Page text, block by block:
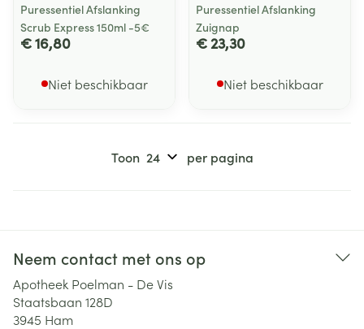
Puressentiel Afslanking
Scrub Express 150ml -5€
€ 16,80
Niet beschikbaar
Puressentiel Afslanking
Zuignap
€ 23,30
Niet beschikbaar
Toon per pagina
Neem contact met ons op
Apotheek Poelman - De Vis
Staatsbaan 128D
3945 Ham